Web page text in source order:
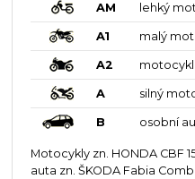
AM lehký
A1 malý
A2 motocykl
A silný
B osobní
Motocykly zn. HONDA CBF
auta zn. ŠKODA Fabia